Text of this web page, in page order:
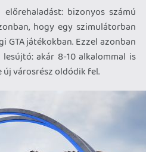
bizonyos számú
hogy egy szimulátorban
játékokban. Ezzel azonban
akár 8-10 alkalommal is
városrész oldódik fel.